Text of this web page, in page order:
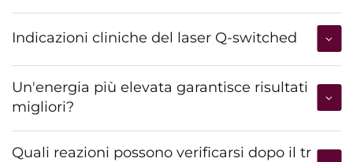
Indicazioni cliniche del laser Q-switched
Un'energia più elevata garantisce risultati
migliori?
Quali reazioni possono verificarsi dopo il tr